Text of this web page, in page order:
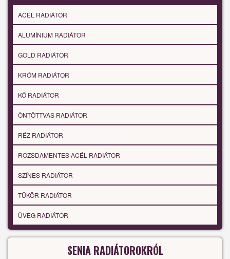
ACÉL RADIÁTOR
ALUMÍNIUM RADIÁTOR
GOLD RADIÁTOR
KRÓM RADIÁTOR
KŐ RADIÁTOR
ÖNTÖTTVAS RADIÁTOR
RÉZ RADIÁTOR
ROZSDAMENTES ACÉL RADIÁTOR
SZÍNES RADIÁTOR
TÜKÖR RADIÁTOR
ÜVEG RADIÁTOR
SENIA RADIÁTOROKRÓL